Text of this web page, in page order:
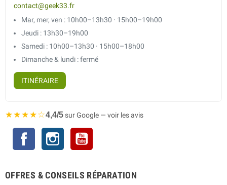
contact@geek33.fr
Mar, mer, ven : 10h00–13h30 · 15h00–19h00
Jeudi : 13h30–19h00
Samedi : 10h00–13h30 · 15h00–18h00
Dimanche & lundi : fermé
ITINÉRAIRE
★★★★☆4,4/5sur Google — voir les avis
Facebook Instagram
OFFRES & CONSEILS RÉPARATION